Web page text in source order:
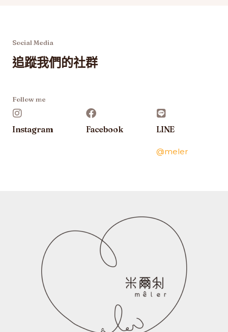
Social Media
追蹤我們的社群
Follow me
Instagram Facebook LINE
@meler